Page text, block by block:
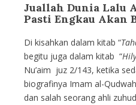
Juallah Dunia Lalu
Pasti Engkau Akan
Di kisahkan dalam kitab “
begitu juga dalam kitab “
Nu’aim juz 2/143, ketika
biografinya Imam al-
dan salah seorang ahli